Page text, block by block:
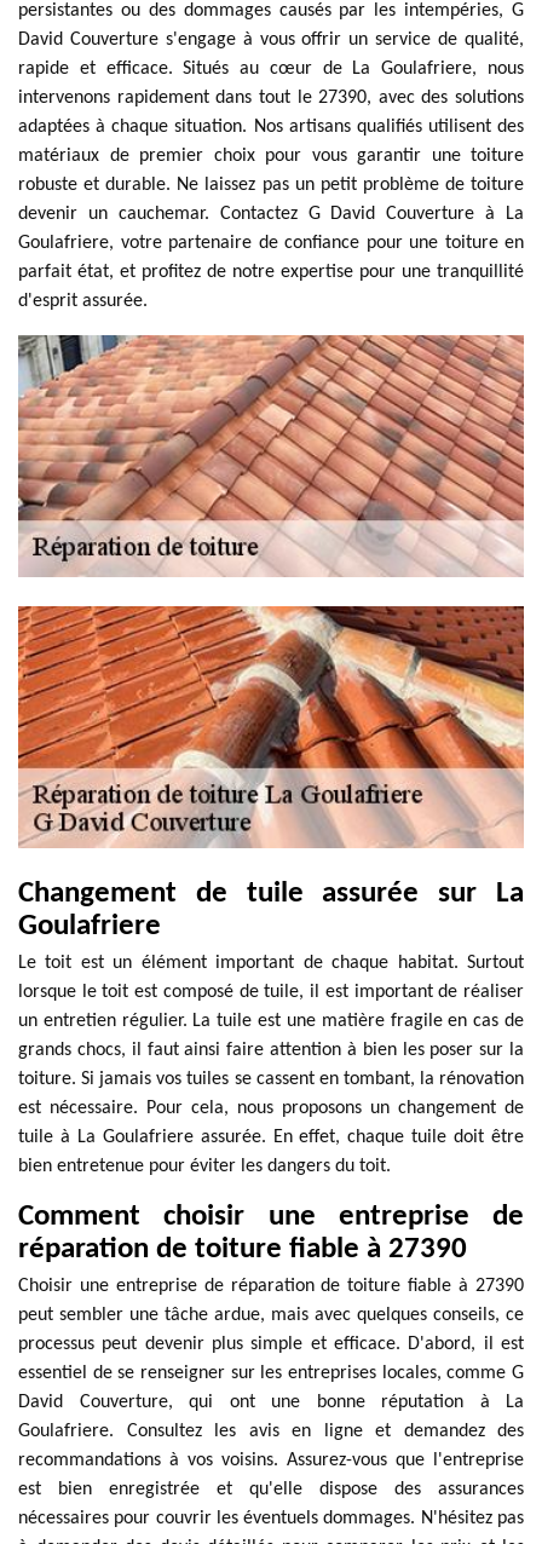
persistantes ou des dommages causés par les intempéries, G
David Couverture s'engage à vous offrir un service de qualité,
rapide et efficace. Situés au cœur de La Goulafriere, nous
intervenons rapidement dans tout le 27390, avec des solutions
adaptées à chaque situation. Nos artisans qualifiés utilisent des
matériaux de premier choix pour vous garantir une toiture
robuste et durable. Ne laissez pas un petit problème de toiture
devenir un cauchemar. Contactez G David Couverture à La
Goulafriere, votre partenaire de confiance pour une toiture en
parfait état, et profitez de notre expertise pour une tranquillité
d'esprit assurée.
Changement de tuile assurée sur La
Goulafriere
Le toit est un élément important de chaque habitat. Surtout
lorsque le toit est composé de tuile, il est important de réaliser
un entretien régulier. La tuile est une matière fragile en cas de
grands chocs, il faut ainsi faire attention à bien les poser sur la
toiture. Si jamais vos tuiles se cassent en tombant, la rénovation
est nécessaire. Pour cela, nous proposons un changement de
tuile à La Goulafriere assurée. En effet, chaque tuile doit être
bien entretenue pour éviter les dangers du toit.
Comment choisir une entreprise de
réparation de toiture fiable à 27390
Choisir une entreprise de réparation de toiture fiable à 27390
peut sembler une tâche ardue, mais avec quelques conseils, ce
processus peut devenir plus simple et efficace. D'abord, il est
essentiel de se renseigner sur les entreprises locales, comme G
David Couverture, qui ont une bonne réputation à La
Goulafriere. Consultez les avis en ligne et demandez des
recommandations à vos voisins. Assurez-vous que l'entreprise
est bien enregistrée et qu'elle dispose des assurances
nécessaires pour couvrir les éventuels dommages. N'hésitez pas